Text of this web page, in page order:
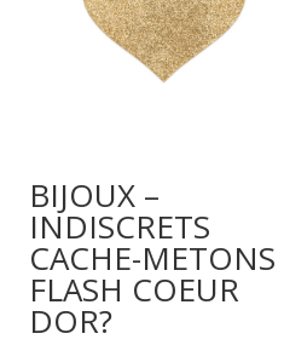
BIJOUX –
INDISCRETS
CACHE-METONS
FLASH COEUR
DOR?